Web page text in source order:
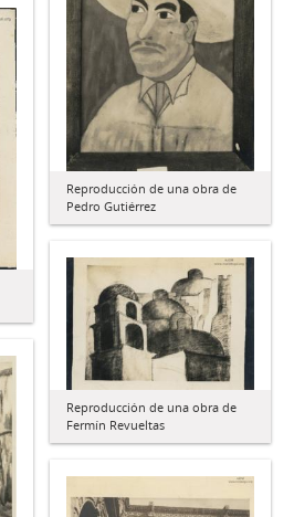
Reproducción de una obra de
Pedro Gutiérrez
Reproducción de una obra de
Fermín Revueltas